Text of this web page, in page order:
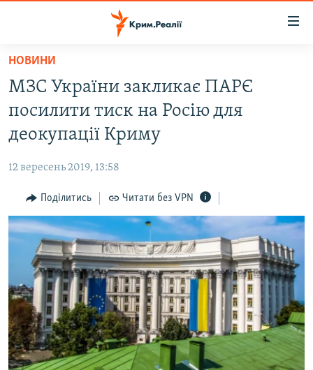
Перейти
основного
матеріалу
до
основної
навігації
Перейти
до
пошуку
ВОДА.КРИМ
ВІДЕО ТА ФОТО
БЛОГИ
ПОГЛЯД
ІНТЕРВ'Ю
ВСЕ ЗА ДЕНЬ
СПЕЦПРОЕКТИ
ДЕПОРТАЦІЯ
ВІДЕОУРОКИ «ELIFBE»
СВІДЧЕННЯ ОКУПАЦІЇ
ЯК ОБІЙТИ БЛОКУВАННЯ
Русский
Qırımtatar
НОВИНИ
МЗС України закликає ПАРЄ
посилити тиск на Росію для
деокупації Криму
12 вересень 2019, 13:58
Поділитись Читати без VPN